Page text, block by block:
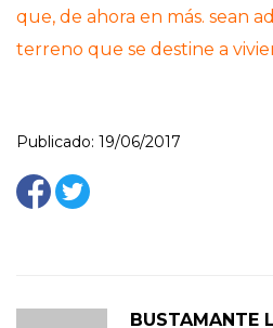
que, de ahora en más. sean
terreno que se destine a
Publicado: 19/06/2017
BUSTAMANTE